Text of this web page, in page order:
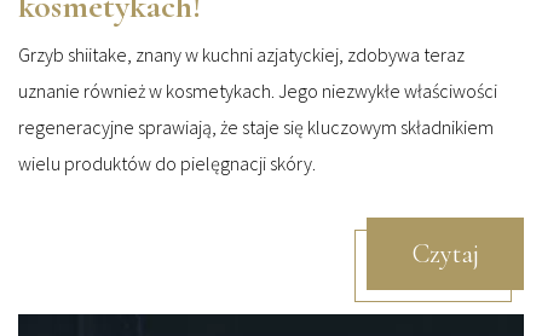
Grzyb shiitake, znany w kuchni azjatyckiej, zdobywa teraz
uznanie również w kosmetykach. Jego niezwykłe właściwości
regeneracyjne sprawiają, że staje się kluczowym składnikiem
wielu produktów do pielęgnacji skóry.
Czytaj